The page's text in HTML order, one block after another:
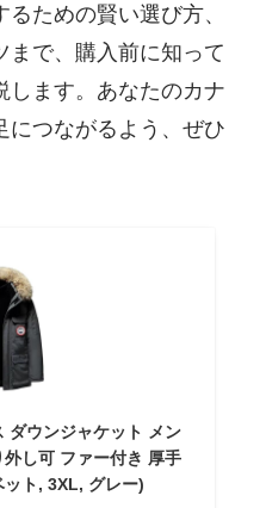
ための賢い選び方、
まで、購入前に知って
します。あなたのカナ
につながるよう、ぜひ
ダウンジャケット メン
し可 ファー付き 厚手
ト, 3XL, グレー)